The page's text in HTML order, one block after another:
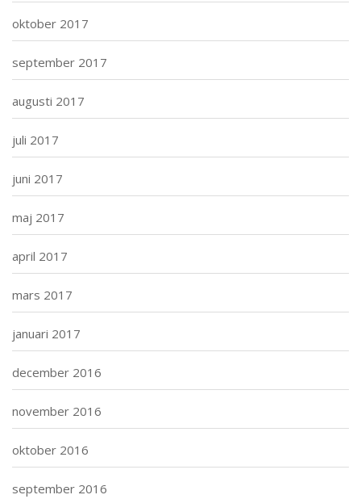
oktober 2017
september 2017
augusti 2017
juli 2017
juni 2017
maj 2017
april 2017
mars 2017
januari 2017
december 2016
november 2016
oktober 2016
september 2016